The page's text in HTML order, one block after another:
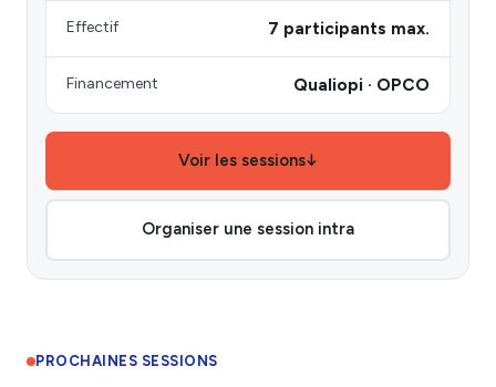
Effectif 7 participants max.
Financement Qualiopi · OPCO
Voir les sessions↓
Organiser une session intra
PROCHAINES SESSIONS